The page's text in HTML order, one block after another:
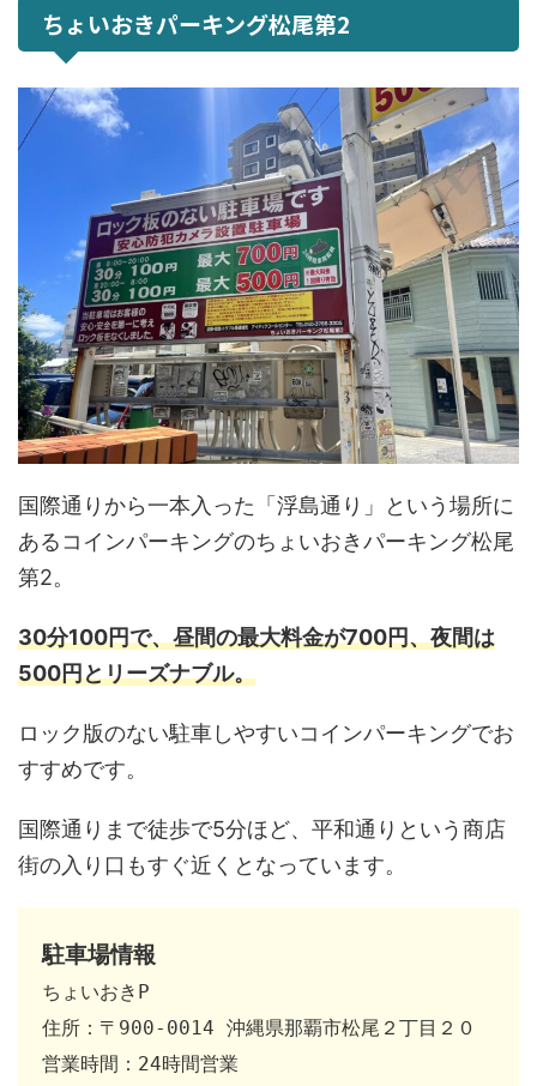
ちょいおきパーキング松尾第2
国際通りから一本入った「浮島通り」という場所に
あるコインパーキングのちょいおきパーキング松尾
第2。
30分100円で、昼間の最大料金が700円、夜間は
500円とリーズナブル。
ロック版のない駐車しやすいコインパーキングでお
すすめです。
国際通りまで徒歩で5分ほど、平和通りという商店
街の入り口もすぐ近くとなっています。
駐車場情報
ちょいおきP
住所：〒900-0014 沖縄県那覇市松尾２丁目２０
営業時間：24時間営業